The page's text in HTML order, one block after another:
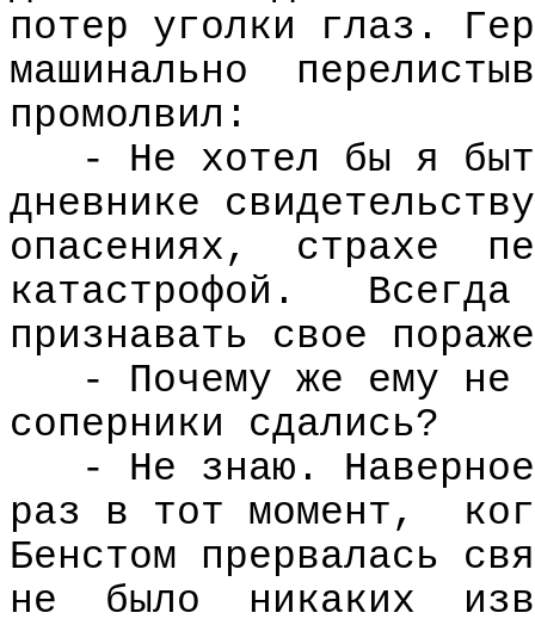
потер уголки глаз.
машинально
промолвил:
- Не хотел бы я
дневнике
опасениях,
страхе
катастрофой.
Всегда
признавать свое
- Почему же ему не
соперники сдались?
- Не знаю.
раз в тот момент,
Бенстом прервалась
не
было никаких